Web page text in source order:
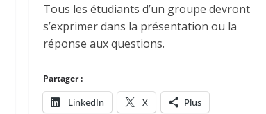
Tous les étudiants d’un groupe devront
s’exprimer dans la présentation ou la
réponse aux questions.
Partager :
LinkedIn X Plus